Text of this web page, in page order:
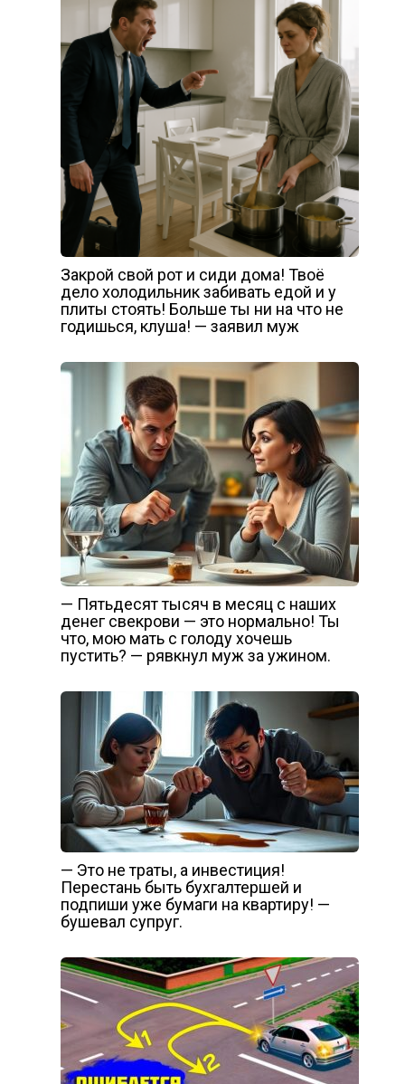
Закрой свой рот и сиди дома! Твоё
дело холодильник забивать едой и у
плиты стоять! Больше ты ни на что не
годишься, клуша! — заявил муж
— Пятьдесят тысяч в месяц с наших
денег свекрови — это нормально! Ты
что, мою мать с голоду хочешь
пустить? — рявкнул муж за ужином.
— Это не траты, а инвестиция!
Перестань быть бухгалтершей и
подпиши уже бумаги на квартиру! —
бушевал супруг.